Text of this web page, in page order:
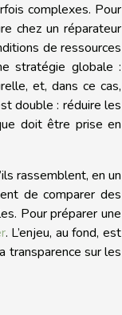
complexes. Pour
chez un réparateur
de ressources
stratégie globale :
et, dans ce cas,
double : réduire les
doit être prise en
rassemblent, en un
de comparer des
Pour préparer une
. L’enjeu, au fond, est
transparence sur les